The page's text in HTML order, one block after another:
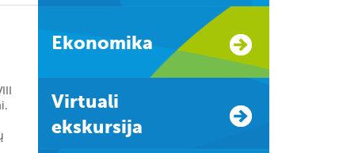
Ekonomika
Virtuali
ekskursija